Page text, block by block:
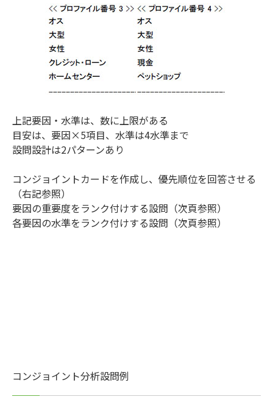
上記要因・水準は、数に上限がある
目安は、要因×5項目、水準は4水準まで
設問設計は2パターンあり
コンジョイントカードを作成し、優先順位を回答させる
（右記参照）
要因の重要度をランク付けする設問（次頁参照）
各要因の水準をランク付けする設問（次頁参照）
コンジョイント分析設問例